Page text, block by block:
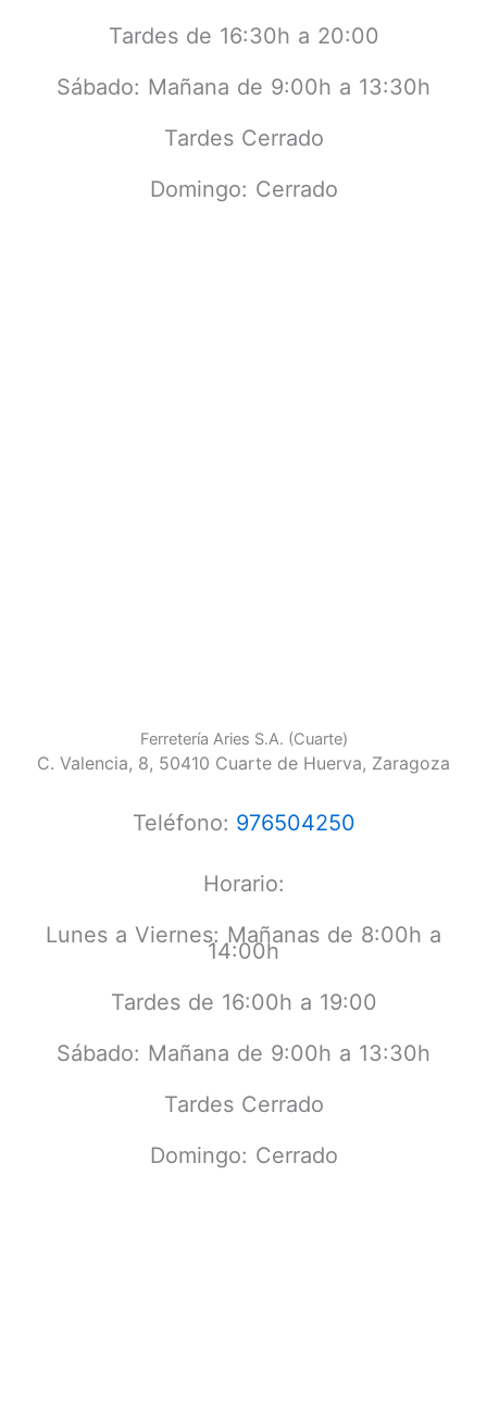
Tardes de 16:30h a 20:00
Sábado: Mañana de 9:00h a 13:30h
Tardes Cerrado
Domingo: Cerrado
Ferretería Aries S.A. (Cuarte)
C. Valencia, 8, 50410 Cuarte de Huerva, Zaragoza
Teléfono: 976504250
Horario:
Lunes a Viernes: Mañanas de 8:00h a
14:00h
Tardes de 16:00h a 19:00
Sábado: Mañana de 9:00h a 13:30h
Tardes Cerrado
Domingo: Cerrado